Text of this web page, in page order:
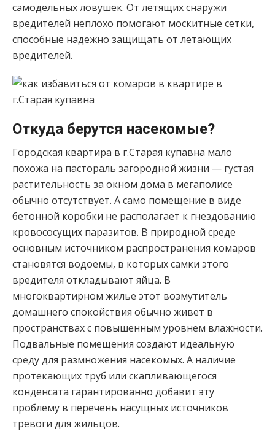
самодельных ловушек. От летящих снаружи
вредителей неплохо помогают москитные сетки,
способные надежно защищать от летающих
вредителей.
Откуда берутся насекомые?
Городская квартира в г.Старая купавна мало
похожа на пастораль загородной жизни — густая
растительность за окном дома в мегаполисе
обычно отсутствует. А само помещение в виде
бетонной коробки не располагает к гнездованию
кровососущих паразитов. В природной среде
основным источником распространения комаров
становятся водоемы, в которых самки этого
вредителя откладывают яйца. В
многоквартирном жилье этот возмутитель
домашнего спокойствия обычно живет в
пространствах с повышенным уровнем влажности.
Подвальные помещения создают идеальную
среду для размножения насекомых. А наличие
протекающих труб или скапливающегося
конденсата гарантированно добавит эту
проблему в перечень насущных источников
тревоги для жильцов.